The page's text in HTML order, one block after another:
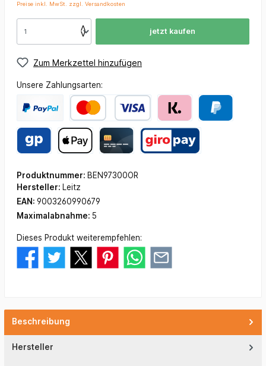
Preise inkl. MwSt. zzgl. Versandkosten
jetzt kaufen
Zum Merkzettel hinzufügen
Unsere Zahlungsarten:
Produktnummer: BEN97300OR
Hersteller: Leitz
EAN: 9003260990679
Maximalabnahme: 5
Dieses Produkt weiterempfehlen:
Beschreibung
Hersteller